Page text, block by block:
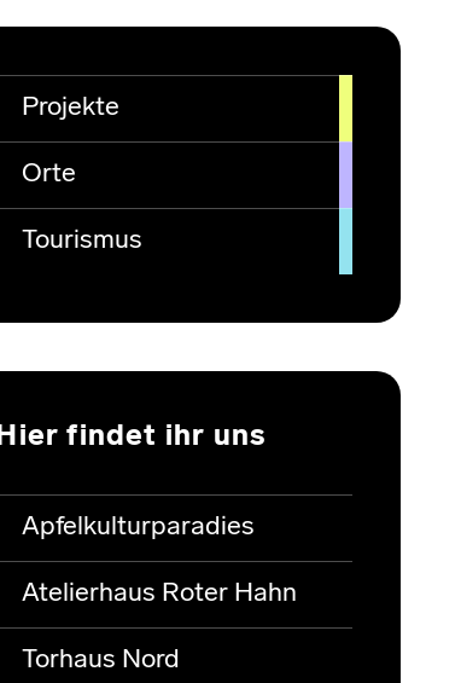
Projekte
Orte
Tourismus
Hier findet ihr uns
Apfelkulturparadies
Atelierhaus Roter Hahn
Torhaus Nord